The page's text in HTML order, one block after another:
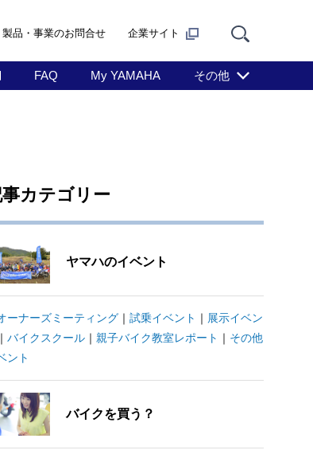
製品・事業のお問合せ 企業サイト
FAQ My YAMAHA その他
カテゴリー
ヤマハのイベント
ーナーズミーティング｜ 試乗イベント ｜ 展示イベン
｜ バイクスクール｜ 親子バイク教室レポート ｜ その他
ント
バイクを買う？